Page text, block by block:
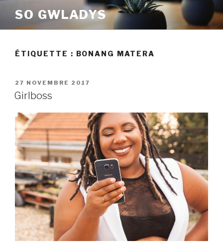
contenu
SO GWLADYS
ÉTIQUETTE : BONANG MATERA
PUBLIÉ
LE
27 NOVEMBRE 2017
Girlboss